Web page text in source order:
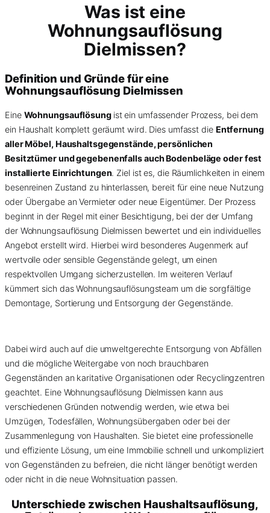
Was ist eine
Wohnungsauflösung
Dielmissen?
Definition und Gründe für eine
Wohnungsauflösung Dielmissen
Eine Wohnungsauflösung ist ein umfassender Prozess, bei dem
ein Haushalt komplett geräumt wird. Dies umfasst die Entfernung
aller Möbel, Haushaltsgegenstände, persönlichen
Besitztümer und gegebenenfalls auch Bodenbeläge oder fest
installierte Einrichtungen. Ziel ist es, die Räumlichkeiten in einem
besenreinen Zustand zu hinterlassen, bereit für eine neue Nutzung
oder Übergabe an Vermieter oder neue Eigentümer. Der Prozess
beginnt in der Regel mit einer Besichtigung, bei der der Umfang
der Wohnungsauflösung Dielmissen bewertet und ein individuelles
Angebot erstellt wird. Hierbei wird besonderes Augenmerk auf
wertvolle oder sensible Gegenstände gelegt, um einen
respektvollen Umgang sicherzustellen. Im weiteren Verlauf
kümmert sich das Wohnungsauflösungsteam um die sorgfältige
Demontage, Sortierung und Entsorgung der Gegenstände.
Dabei wird auch auf die umweltgerechte Entsorgung von Abfällen
und die mögliche Weitergabe von noch brauchbaren
Gegenständen an karitative Organisationen oder Recyclingzentren
geachtet. Eine Wohnungsauflösung Dielmissen kann aus
verschiedenen Gründen notwendig werden, wie etwa bei
Umzügen, Todesfällen, Wohnungsübergaben oder bei der
Zusammenlegung von Haushalten. Sie bietet eine professionelle
und effiziente Lösung, um eine Immobilie schnell und unkompliziert
von Gegenständen zu befreien, die nicht länger benötigt werden
oder nicht in die neue Wohnsituation passen.
Unterschiede zwischen Haushaltsauflösung,